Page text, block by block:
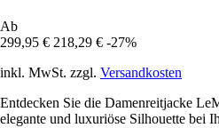
Ab
299,95 € 218,29 € -27%
inkl. MwSt. zzgl. Versandkosten
Entdecken Sie die Damenreitjacke
elegante und luxuriöse Silhouette bei